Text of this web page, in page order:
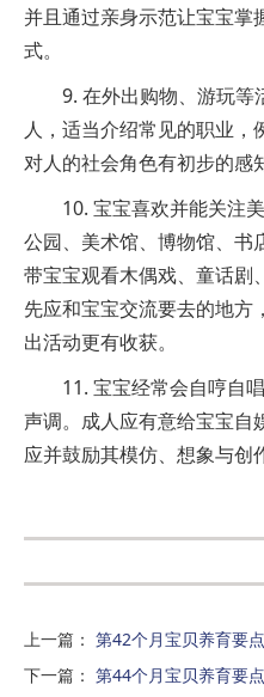
并且通过亲身示范让宝宝掌
式。
9. 在外出购物、游玩等
人，适当介绍常见的职业，
对人的社会角色有初步的感
10. 宝宝喜欢并能关注
公园、美术馆、博物馆、书
带宝宝观看木偶戏、童话剧
先应和宝宝交流要去的地方
出活动更有收获。
11. 宝宝经常会自哼自
声调。成人应有意给宝宝自
应并鼓励其模仿、想象与创
上一篇 ： 第42个月宝贝养育要点
下一篇 ： 第44个月宝贝养育要点